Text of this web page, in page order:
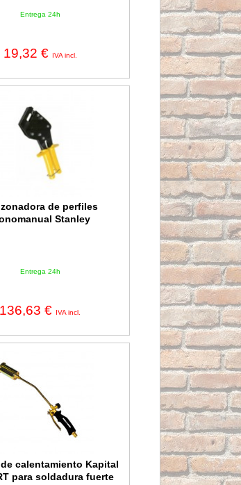
Entrega 24h
19,32 € IVA incl.
de perfiles
Stanley
Entrega 24h
136,63 € IVA incl.
calentamiento Kapital
para soldadura fuerte
calentamiento Kapital KT957RT para soldadura